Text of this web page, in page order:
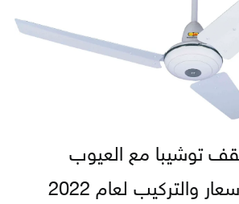
توشيبا مع العيوب
والتركيب لعام 2022